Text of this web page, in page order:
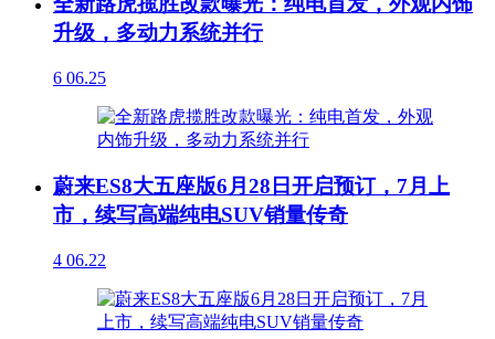
升级，多动力系统并行
6 06.25
蔚来ES8大五座版6月28日开启预订，7月上
市，续写高端纯电SUV销量传奇
4 06.22